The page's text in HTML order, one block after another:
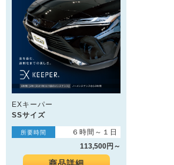
EXキーパー
SSサイズ
所要時間
６時間～１日
113,500円～